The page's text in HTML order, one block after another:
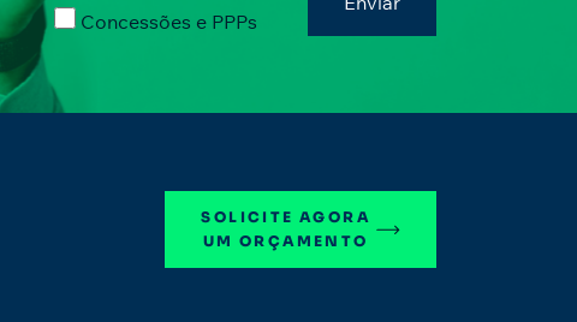
Concessões e PPPs
SOLICITE AGORA
UM ORÇAMENTO